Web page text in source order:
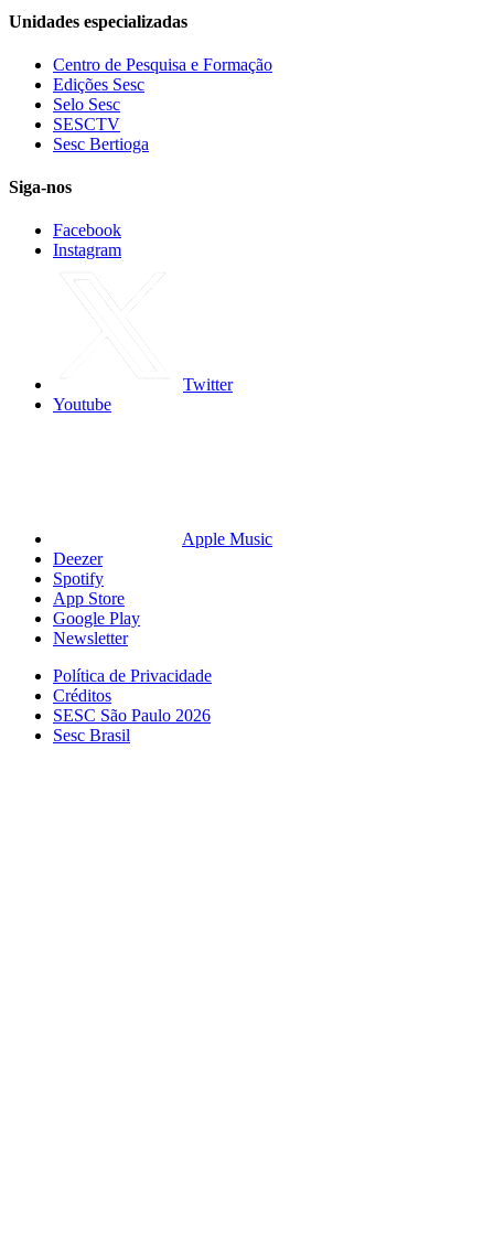
Unidades especializadas
Centro de Pesquisa e Formação
Edições Sesc
Selo Sesc
SESCTV
Sesc Bertioga
Siga-nos
Facebook
Instagram
Twitter
Youtube
Apple Music
Deezer
Spotify
App Store
Google Play
Newsletter
Política de Privacidade
Créditos
SESC São Paulo 2026
Sesc Brasil